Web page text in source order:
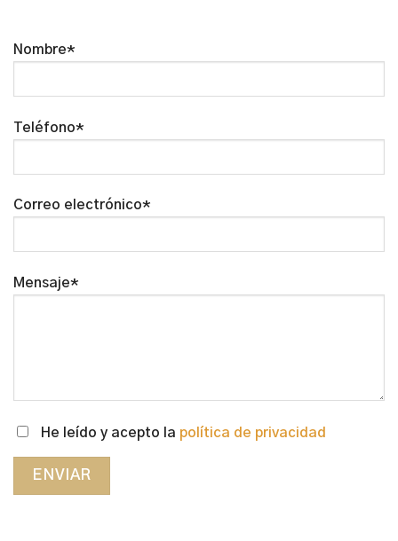
Nombre*
Teléfono*
Correo electrónico*
Mensaje*
He leído y acepto la política de privacidad